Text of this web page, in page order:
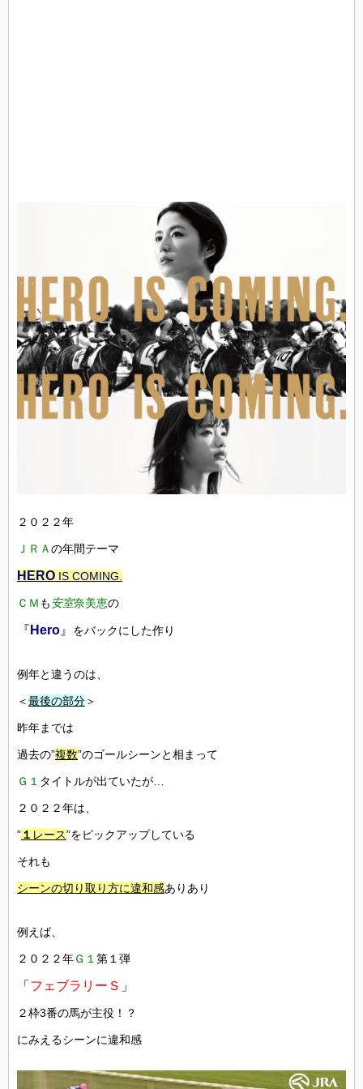
２０２２年
ＪＲＡの年間テーマ
HERO IS COMING.
ＣＭ も 安室奈美恵の
『 Hero 』 をバックにした作り
例年と違うのは、
＜最後の部分＞
昨年までは
過去の”複数”のゴールシーンと相まって
Ｇ１ タイトルが出ていたが…
２０２２年は、
”１ レース”をピックアップしている
それも
シーンの切り取り方に違和感ありあり
例えば、
２０２２年Ｇ１ 第１弾
「 フェブラリーＳ 」
２枠3番の馬が主役！？
にみえるシーンに違和感